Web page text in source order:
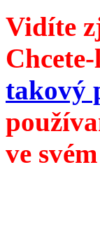
Vidíte
takový
ve